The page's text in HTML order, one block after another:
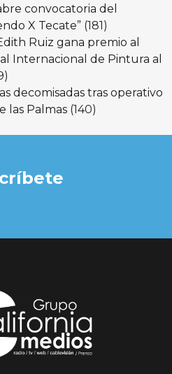
convocatoria del
X Tecate” (181)
Ruiz gana premio al
Internacional de Pintura al
decomisadas tras operativo
las Palmas (140)